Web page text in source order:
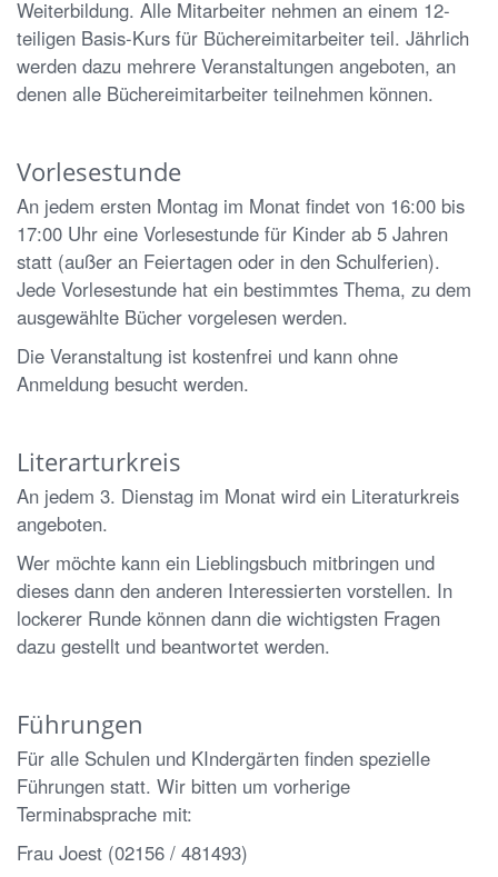
Weiterbildung. Alle Mitarbeiter nehmen an einem 12-
teiligen Basis-Kurs für Büchereimitarbeiter teil. Jährlich
werden dazu mehrere Veranstaltungen angeboten, an
denen alle Büchereimitarbeiter teilnehmen können.
Vorlesestunde
An jedem ersten Montag im Monat findet von 16:00 bis
17:00 Uhr eine Vorlesestunde für Kinder ab 5 Jahren
statt (außer an Feiertagen oder in den Schulferien).
Jede Vorlesestunde hat ein bestimmtes Thema, zu dem
ausgewählte Bücher vorgelesen werden.
Die Veranstaltung ist kostenfrei und kann ohne
Anmeldung besucht werden.
Literarturkreis
An jedem 3. Dienstag im Monat wird ein Literaturkreis
angeboten.
Wer möchte kann ein Lieblingsbuch mitbringen und
dieses dann den anderen Interessierten vorstellen. In
lockerer Runde können dann die wichtigsten Fragen
dazu gestellt und beantwortet werden.
Führungen
Für alle Schulen und KIndergärten finden spezielle
Führungen statt. Wir bitten um vorherige
Terminabsprache mit:
Frau Joest (02156 / 481493)